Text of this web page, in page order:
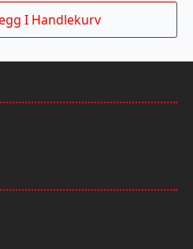
I Handlekurv